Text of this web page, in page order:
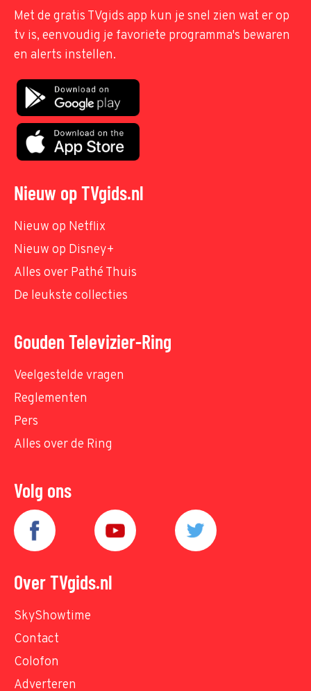
Met de gratis TVgids app kun je snel zien wat er op
tv is, eenvoudig je favoriete programma's bewaren
en alerts instellen.
Nieuw op TVgids.nl
Nieuw op Netflix
Nieuw op Disney+
Alles over Pathé Thuis
De leukste collecties
Gouden Televizier-Ring
Veelgestelde vragen
Reglementen
Pers
Alles over de Ring
Volg ons
Over TVgids.nl
SkyShowtime
Contact
Colofon
Adverteren